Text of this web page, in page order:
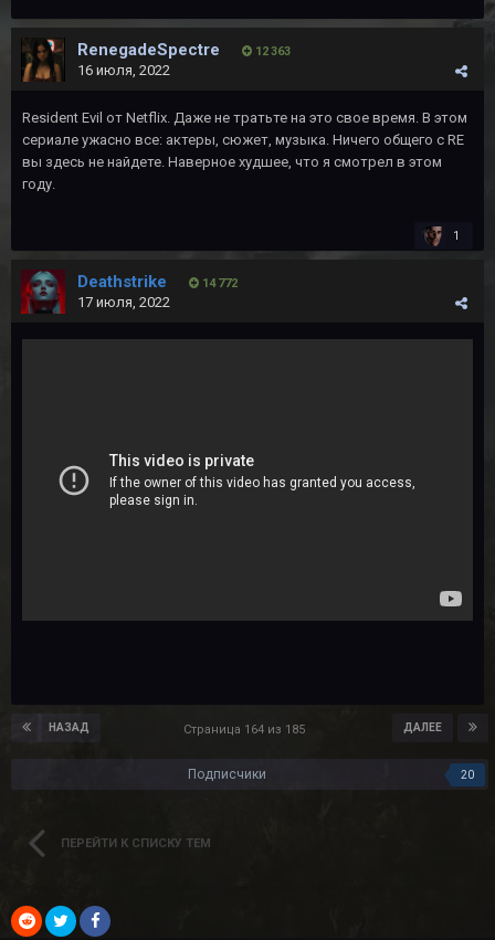
RenegadeSpectre 12 363
16 июля, 2022
Resident Evil от Netflix. Даже не тратьте на это свое время. В этом
сериале ужасно все: актеры, сюжет, музыка. Ничего общего с RE
вы здесь не найдете. Наверное худшее, что я смотрел в этом
году.
1
Deathstrike 14 772
17 июля, 2022
НАЗАД ДАЛЕЕ
Страница 164 из 185
Подписчики 20
ПЕРЕЙТИ К СПИСКУ ТЕМ